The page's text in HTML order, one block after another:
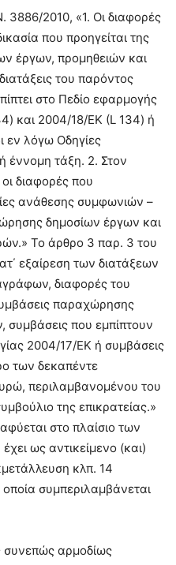
2010, «1. Οι διαφορές
που προηγείται της
έργων, προμηθειών και
του παρόντος
στο Πεδίο εφαρμογής
και 2004/18/ΕΚ (L 134) ή
εν λόγω Οδηγίες
έννομη τάξη. 2. Στον
διαφορές που
ανάθεσης συμφωνιών –
δημοσίων έργων και
Το άρθρο 3 παρ. 3 του
εξαίρεση των διατάξεων
διαφορές του
παραχώρησης
που εμπίπτουν
2004/17/ΕΚ ή συμβάσεις
των δεκαπέντε
περιλαμβανομένου του
της επικρατείας.»
στο πλαίσιο των
ως αντικείμενο (και)
κλπ. 14
συμπεριλαμβάνεται
συνεπώς αρμοδίως